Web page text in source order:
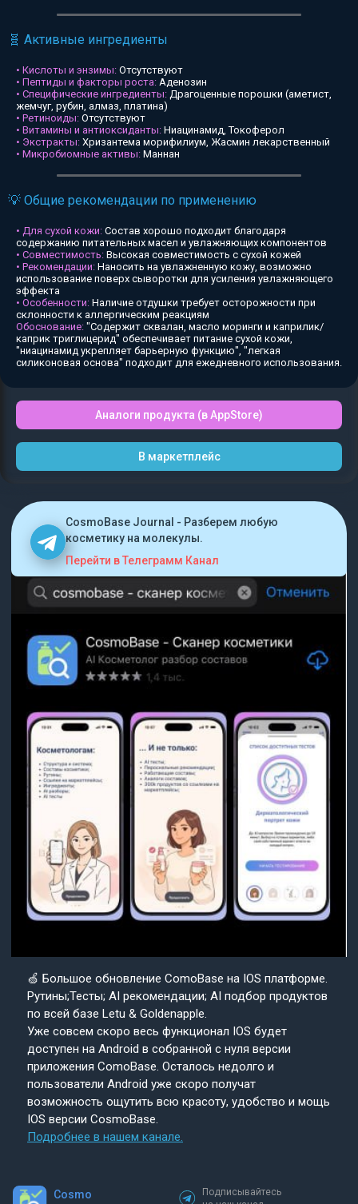
🧬 Активные ингредиенты
• Кислоты и энзимы: Отсутствуют
• Пептиды и факторы роста: Аденозин
• Специфические ингредиенты: Драгоценные порошки (аметист,
жемчуг, рубин, алмаз, платина)
• Ретиноиды: Отсутствуют
• Витамины и антиоксиданты: Ниацинамид, Токоферол
• Экстракты: Хризантема морифилиум, Жасмин лекарственный
• Микробиомные активы: Маннан
💡 Общие рекомендации по применению
• Для сухой кожи: Состав хорошо подходит благодаря
содержанию питательных масел и увлажняющих компонентов
• Совместимость: Высокая совместимость с сухой кожей
• Рекомендации: Наносить на увлажненную кожу, возможно
использование поверх сыворотки для усиления увлажняющего
эффекта
• Особенности: Наличие отдушки требует осторожности при
склонности к аллергическим реакциям
Обоснование: "Содержит сквалан, масло моринги и каприлик/
каприк триглицерид" обеспечивает питание сухой кожи,
"ниацинамид укрепляет барьерную функцию", "легкая
силиконовая основа" подходит для ежедневного использования.
Аналоги продукта (в AppStore)
В маркетплейс
CosmoBase Journal - Разберем любую
косметику на молекулы.
Перейти в Телеграмм Канал
🍏 Большое обновление ComoBase на IOS платформе.
Рутины;Тесты; AI рекомендации; AI подбор продуктов
по всей базе Letu & Goldenapple.
Уже совсем скоро весь функционал IOS будет
доступен на Android в собранной с нуля версии
приложения ComoBase. Осталось недолго и
пользователи Android уже скоро получат
возможность ощутить всю красоту, удобство и мощь
IOS версии CosmoBase.
Подробнее в нашем канале.
Cosmo
Подписывайтесь